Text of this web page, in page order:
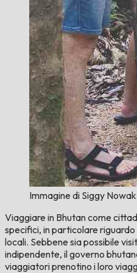
Immagine di Siggy
Viaggiare in Bhutan come
specifici, in particolare
locali. Sebbene sia possibile
indipendente, il governo
viaggiatori prenotino i loro